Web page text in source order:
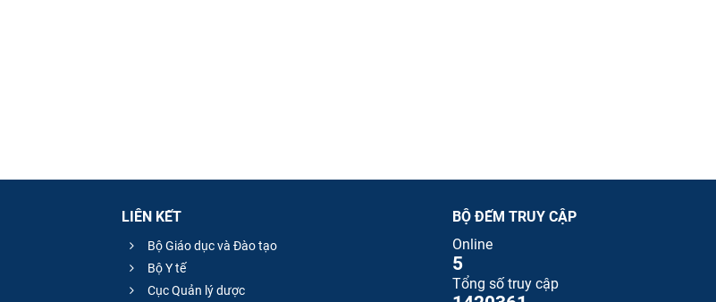
LIÊN KẾT
Bộ Giáo dục và Đào tạo
Bộ Y tế
Cục Quản lý dược
BỘ ĐẾM TRUY CẬP
Online
5
Tổng số truy cập